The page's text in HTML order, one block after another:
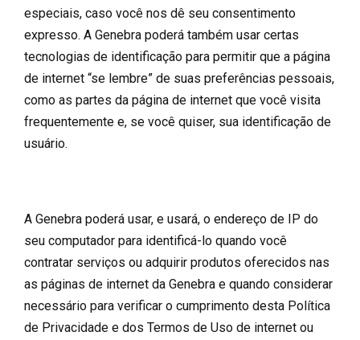
especiais, caso você nos dê seu consentimento
expresso. A Genebra poderá também usar certas
tecnologias de identificação para permitir que a página
de internet “se lembre” de suas preferências pessoais,
como as partes da página de internet que você visita
frequentemente e, se você quiser, sua identificação de
usuário.
A Genebra poderá usar, e usará, o endereço de IP do
seu computador para identificá-lo quando você
contratar serviços ou adquirir produtos oferecidos nas
as páginas de internet da Genebra e quando considerar
necessário para verificar o cumprimento desta Política
de Privacidade e dos Termos de Uso de internet ou